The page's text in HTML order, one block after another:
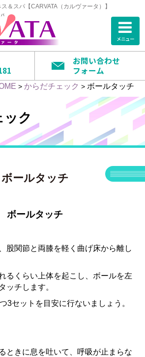
＆スパ【CARVATA（カルヴァータ）】
メニュー
お問い合わせ
フォーム
> からだチェック > ボールタッチ
ック
ボールタッチ
ボールタッチ
股関節と両膝を軽く曲げ床から離し
るくらい上体を起こし、ボールを左
ッチします。
3セットを目安に行ないましょう。
ときに息を吐いて、呼吸が止まらな